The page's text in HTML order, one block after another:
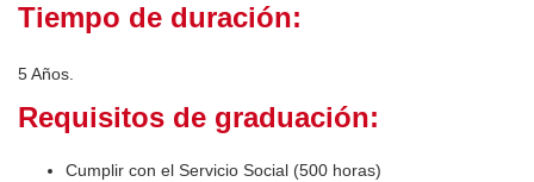
Tiempo de duración:
5 Años.
Requisitos de graduación:
Cumplir con el Servicio Social (500 horas)